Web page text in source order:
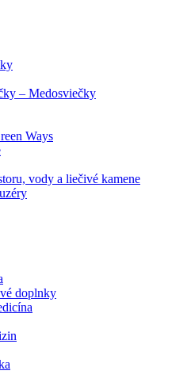
– Medosviečky
Ways
vody a liečivé kamene
doplnky